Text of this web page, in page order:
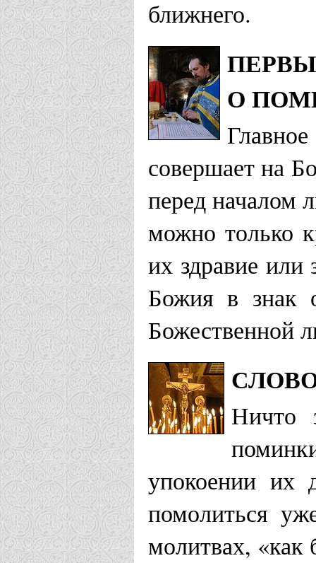
ближнего.
О
совершает на
перед началом
можно только
их здравие
Божия в знак
Божественной
Ничто
упокоении
помолиться
молитвах, «как